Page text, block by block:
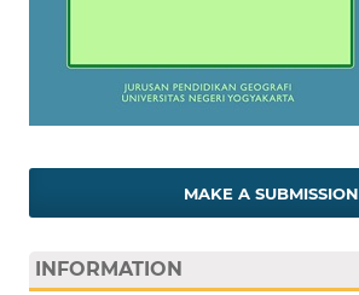
MAKE A SUBMISSION
INFORMATION